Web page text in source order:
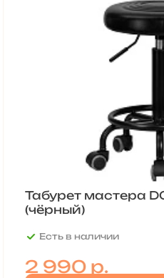
Табурет мастера
(чёрный)
Есть в наличии
2 990р.